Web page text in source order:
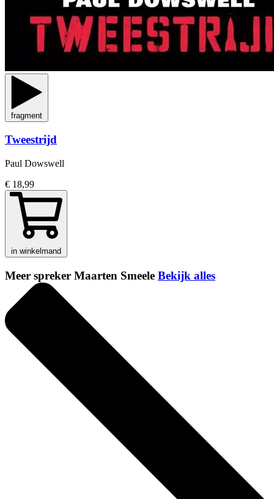
fragment
Tweestrijd
Paul Dowswell
€ 18,99
in winkelmand
Meer spreker Maarten Smeele Bekijk alles